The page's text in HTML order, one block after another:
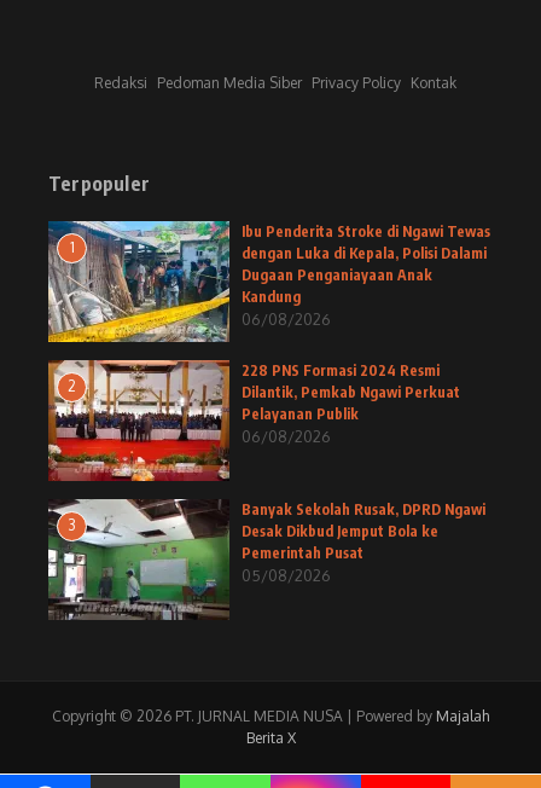
Redaksi Pedoman Media Siber Privacy Policy Kontak
Terpopuler
1
Ibu Penderita Stroke di Ngawi Tewas
dengan Luka di Kepala, Polisi Dalami
Dugaan Penganiayaan Anak
Kandung
06/08/2026
2
228 PNS Formasi 2024 Resmi
Dilantik, Pemkab Ngawi Perkuat
Pelayanan Publik
06/08/2026
3
Banyak Sekolah Rusak, DPRD Ngawi
Desak Dikbud Jemput Bola ke
Pemerintah Pusat
05/08/2026
Copyright © 2026 PT. JURNAL MEDIA NUSA | Powered by Majalah
Berita X